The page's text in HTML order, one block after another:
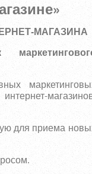
МАГАЗИНА
для приема